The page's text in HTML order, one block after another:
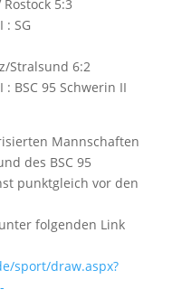
5:3
: SG
Stralsund 6:2
BSC 95 Schwerin II
Mannschaften
des BSC 95
punktgleich vor den
folgenden Link
sport/draw.aspx?